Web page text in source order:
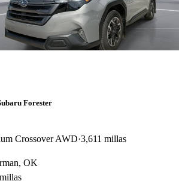
Forester
Crossover AWD 3,611 millas
OK